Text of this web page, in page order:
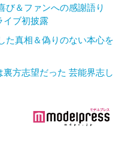
び＆ファンへの感謝語り
ブ初披露
た真相＆偽りのない本心を
方志望だった 芸能界志し